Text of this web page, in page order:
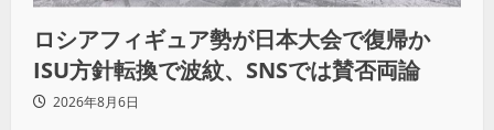
ロシアフィギュア勢が日本大会で復帰か
ISU方針転換で波紋、SNSでは賛否両論
2026年8月6日